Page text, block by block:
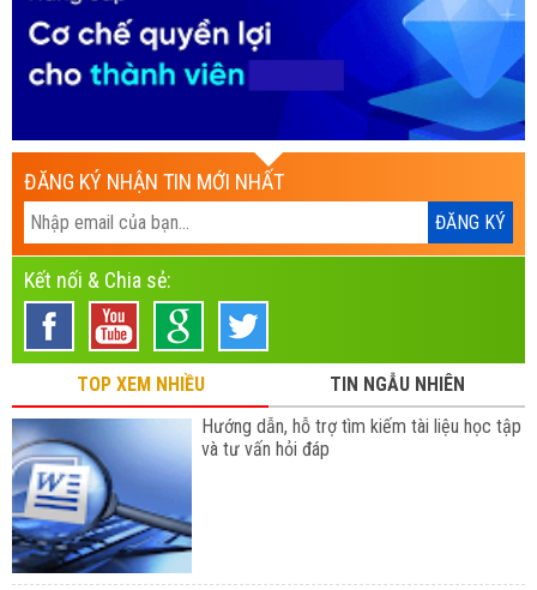
ĐĂNG KÝ NHẬN TIN MỚI NHẤT
Kết nối & Chia sẻ:
TOP XEM NHIỀU
TIN NGẪU NHIÊN
Hướng dẫn, hỗ trợ tìm kiếm tài liệu học tập
và tư vấn hỏi đáp